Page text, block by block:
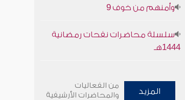
1444هـ
وأمنهم من خوف 9
المزيد
من الفعاليات
والمحاضرات الأرشيفية